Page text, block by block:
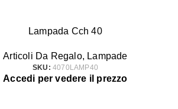
Lampada Cch 40
Articoli Da Regalo, Lampade
SKU: 4070LAMP40
Accedi per vedere il prezzo